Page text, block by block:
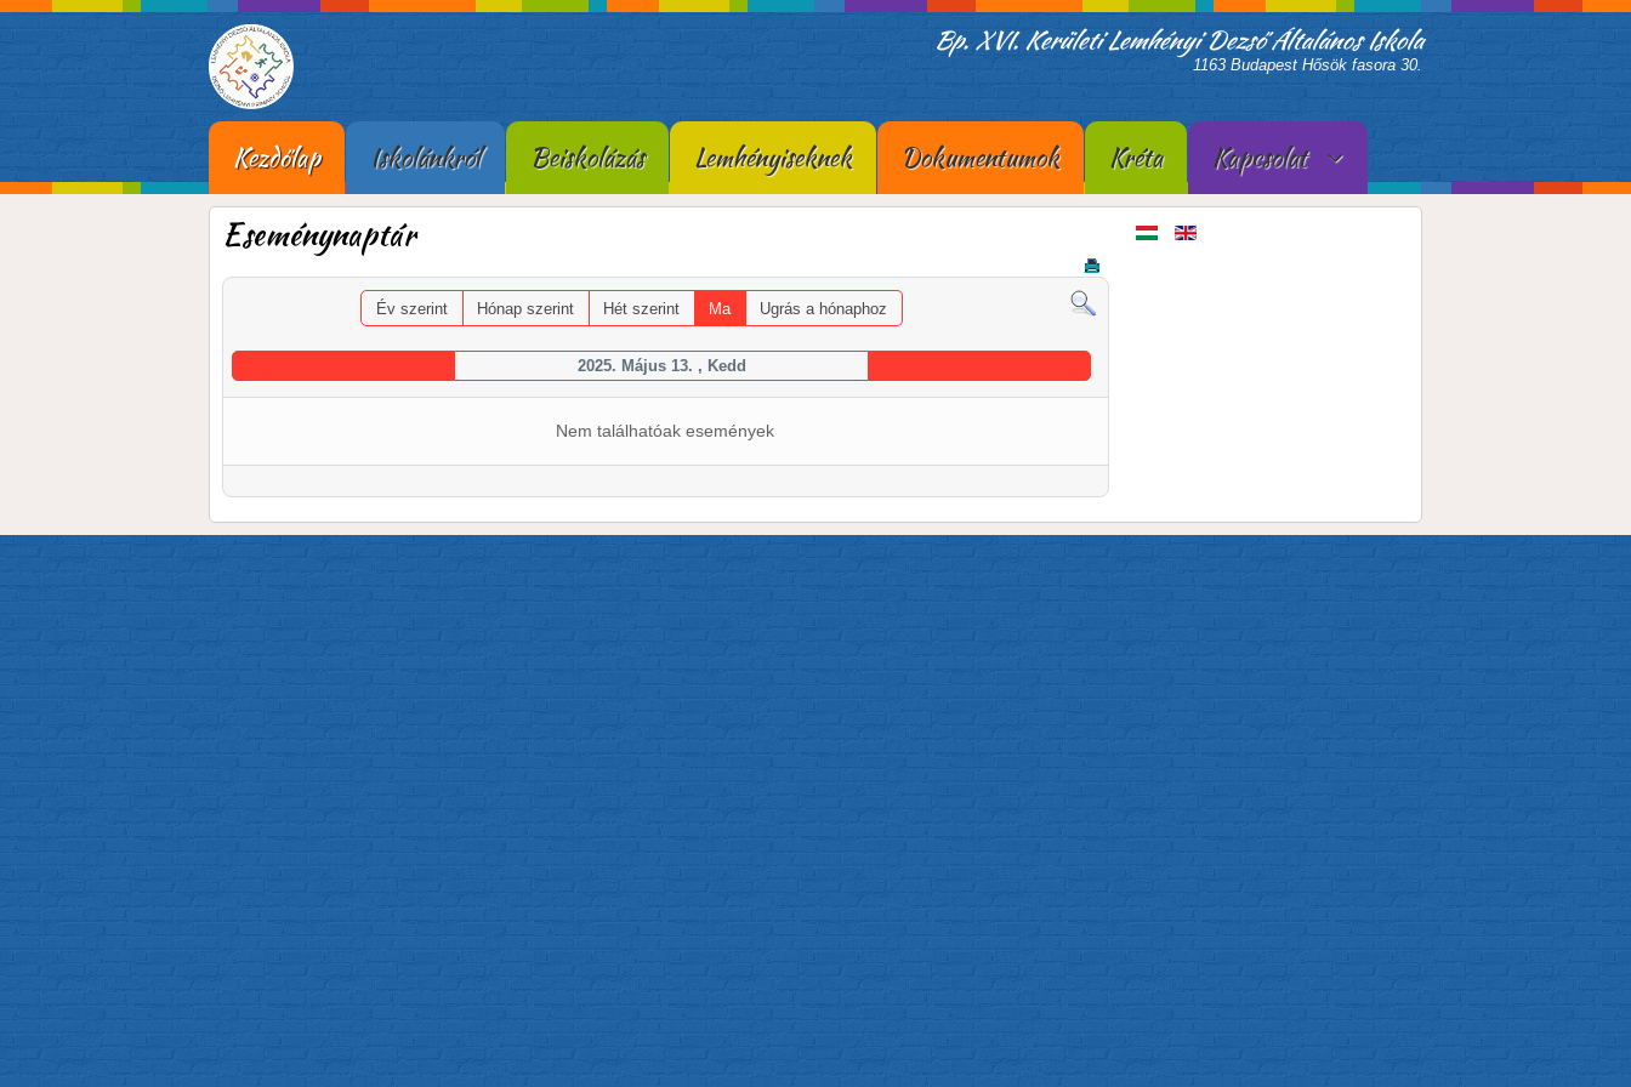
Bp. XVI. Kerületi Lemhényi Dezső Általános Iskola
1163 Budapest Hősök fasora 30.
Kezdőlap Iskolánkról Beiskolázás Lemhényiseknek Dokumentumok Kréta Kapcsolat
Eseménynaptár
Év szerint Hónap szerint Hét szerint Ma Ugrás a hónaphoz
2025. Május 13. , Kedd
Nem találhatóak események